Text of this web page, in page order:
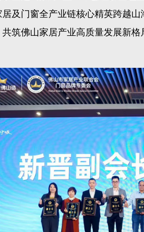
居及门窗全产业链核心精英跨越
筑佛山家居产业高质量发展新格